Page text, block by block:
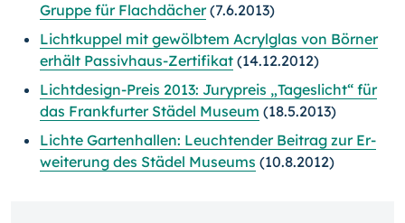
Gruppe für Flachdächer(7.6.2013)
Lichtkuppel mit gewölbtem Acrylglas von Börner
erhält Passivhaus-Zertifikat (14.12.2012)
Lichtdesign-Preis 2013: Jurypreis „Tageslicht“ für
das Frankfurter Städel Museum (18.5.2013)
Lichte Gartenhallen: Leuchtender Beitrag zur Er­
weiterung des Städel Museums (10.8.2012)